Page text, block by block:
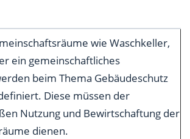
wie Waschkeller,
ein gemeinschaftliches
beim Thema Gebäudeschutz
Diese müssen der
Nutzung und Bewirtschaftung der
dienen.